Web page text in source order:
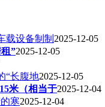
载设备制制 2025-12-05
”2025-12-05
“长腹地2025-12-05
米（相当于2025-12-04
寒2025-12-04